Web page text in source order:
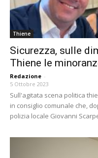
Thiene
Sicurezza, sulle
Thiene le
Redazione -
5 Ottobre 2023
Sull'agitata scena politica
in consiglio comunale che,
polizia locale Giovanni